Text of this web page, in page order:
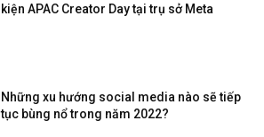
kiện APAC Creator Day tại trụ sở Meta
Những xu hướng social media nào sẽ tiếp
tục bùng nổ trong năm 2022?